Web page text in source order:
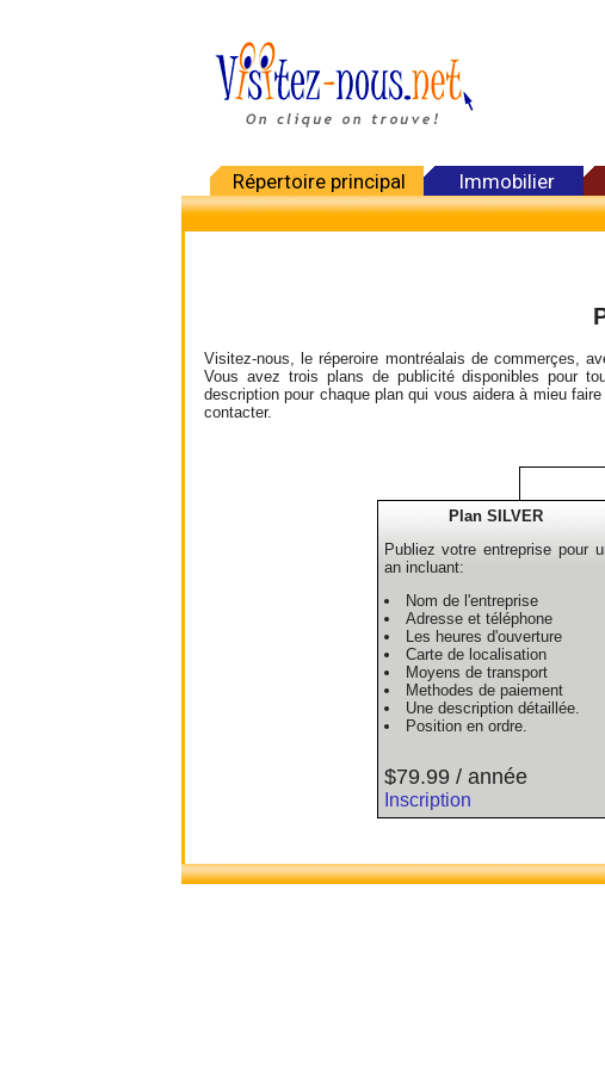
Répertoire principal Immobilier
Visitez-nous, le réperoire montréalais de commerçes,
Vous avez trois plans de publicité disponibles pour
description pour chaque plan qui vous aidera à mieu
contacter.
Plan SILVER
Publiez votre entreprise pour
an incluant:
Nom de l'entreprise
Adresse et téléphone
Les heures d'ouverture
Carte de localisation
Moyens de transport
Methodes de paiement
Une description détaillée.
Position en ordre.
$79.99 / année
Inscription